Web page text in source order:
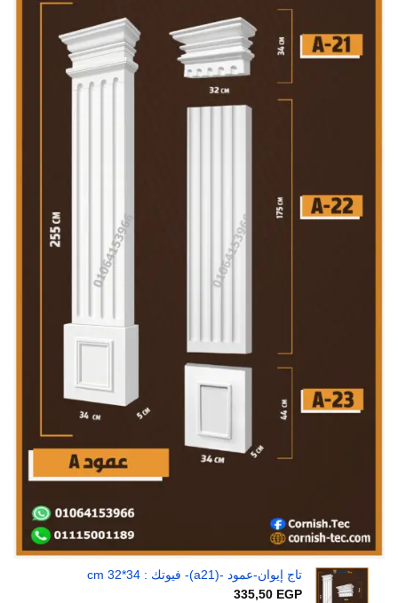
تاج إيوان-عمود -(a21)- فيوتك : 34*32 cm
335,50 EGP